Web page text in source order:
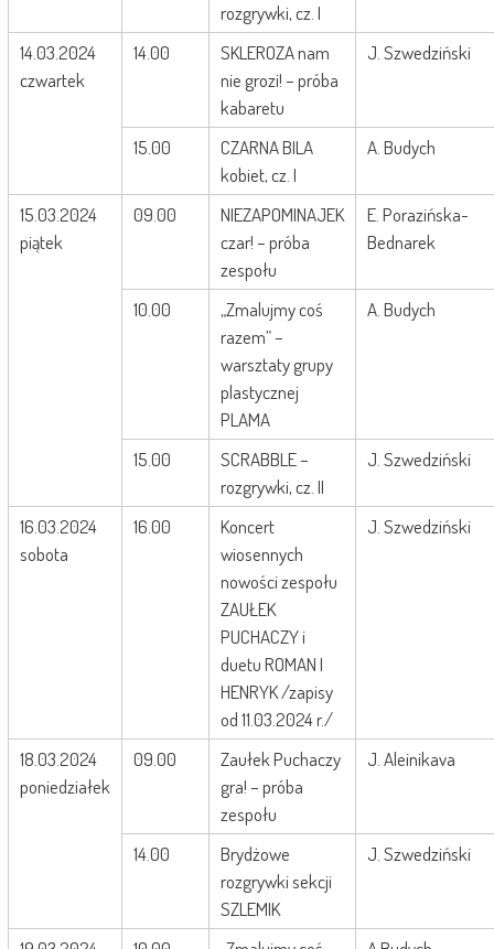
rozgrywki, cz. I
14.03.2024
czwartek
14.00
SKLEROZA nam
nie grozi! – próba
kabaretu
J. Szwedziński
15.00
CZARNA BILA
kobiet, cz. I
A. Budych
15.03.2024
piątek
09.00
NIEZAPOMINAJEK
czar! – próba
zespołu
E. Porazińska-
Bednarek
10.00
„Zmalujmy coś
razem” –
warsztaty grupy
plastycznej
PLAMA
A. Budych
15.00
SCRABBLE –
rozgrywki, cz. II
J. Szwedziński
16.03.2024
sobota
16.00
Koncert
wiosennych
nowości zespołu
ZAUŁEK
PUCHACZY i
duetu ROMAN I
HENRYK /zapisy
od 11.03.2024 r./
J. Szwedziński
18.03.2024
poniedziałek
09.00
Zaułek Puchaczy
gra! – próba
zespołu
J. Aleinikava
14.00
Brydżowe
rozgrywki sekcji
SZLEMIK
J. Szwedziński